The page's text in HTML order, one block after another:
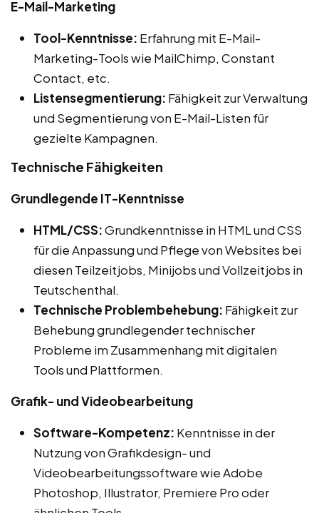
E-Mail-Marketing
Tool-Kenntnisse: Erfahrung mit E-Mail-
Marketing-Tools wie MailChimp, Constant
Contact, etc.
Listensegmentierung: Fähigkeit zur Verwaltung
und Segmentierung von E-Mail-Listen für
gezielte Kampagnen.
Technische Fähigkeiten
Grundlegende IT-Kenntnisse
HTML/CSS:Grundkenntnisse in HTML und CSS
für die Anpassung und Pflege von Websites bei
diesen Teilzeitjobs, Minijobs und Vollzeitjobs in
Teutschenthal.
Technische Problembehebung: Fähigkeit zur
Behebung grundlegender technischer
Probleme im Zusammenhang mit digitalen
Tools und Plattformen.
Grafik- und Videobearbeitung
Software-Kompetenz: Kenntnisse in der
Nutzung von Grafikdesign- und
Videobearbeitungssoftware wie Adobe
Photoshop, Illustrator, Premiere Pro oder